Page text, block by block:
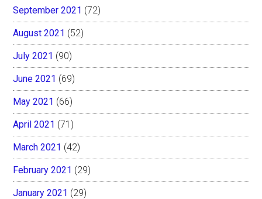
September 2021 (72)
August 2021 (52)
July 2021 (90)
June 2021 (69)
May 2021 (66)
April 2021 (71)
March 2021 (42)
February 2021 (29)
January 2021 (29)